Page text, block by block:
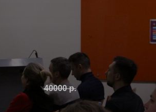
Один из ведущих экспертов по инвестициям в
России.
30000 40000 р.